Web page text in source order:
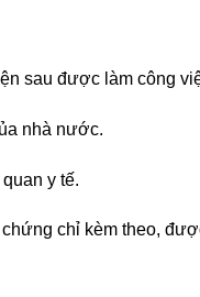
sau được làm công
nhà nước.
y tế.
chỉ kèm theo,